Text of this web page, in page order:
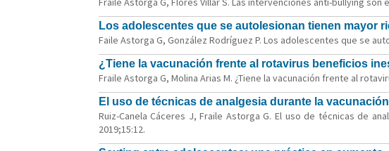
Los adolescentes que se autolesionan tienen mayor
Faile Astorga G, González Rodríguez P. Los adolescentes que se
¿Tiene la vacunación frente al rotavirus beneficios
Fraile Astorga G, Molina Arias M. ¿Tiene la vacunación frente al
El uso de técnicas de analgesia durante la
Ruiz-Canela Cáceres J, Fraile Astorga G. El uso de técnicas de
2019;15:12.